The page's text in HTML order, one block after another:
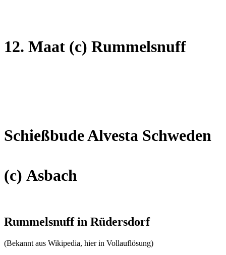
12. Maat (c) Rummelsnuff
Schießbude Alvesta Schweden
(c) Asbach
Rummelsnuff in Rüdersdorf
(Bekannt aus Wikipedia, hier in Vollauflösung)